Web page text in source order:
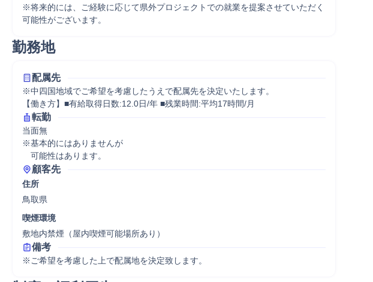
※将来的には、ご経験に応じて県外プロジェクトでの就業を提案させていただく
可能性がございます。
勤務地
配属先
※中四国地域でご希望を考慮したうえで配属先を決定いたします。
【働き方】■有給取得日数:12.0日/年 ■残業時間:平均17時間/月
転勤
当面無
※基本的にはありませんが
可能性はあります。
顧客先
住所
鳥取県
喫煙環境
敷地内禁煙（屋内喫煙可能場所あり）
備考
※ご希望を考慮した上で配属地を決定致します。